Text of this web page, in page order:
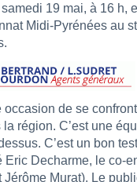
19 mai, à 16 h,
Midi-Pyrénées au
occasion de se
région. C’est une
C’est un bon
Eric Decharme, le co-
Jérôme Murat). Le